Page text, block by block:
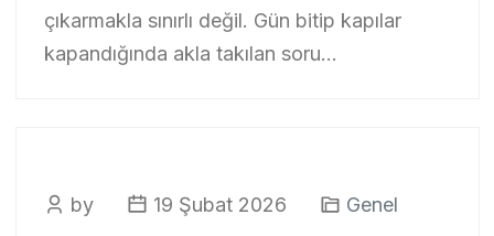
çıkarmakla sınırlı değil. Gün bitip kapılar
kapandığında akla takılan soru...
by 19 Şubat 2026 Genel